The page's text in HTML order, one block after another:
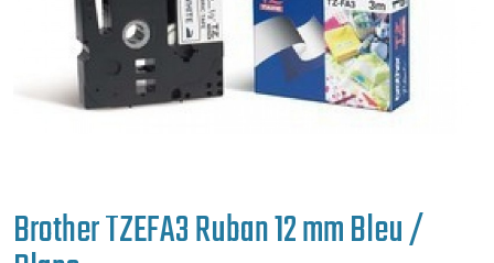
Brother TZEFA3 Ruban 12 mm Bleu /